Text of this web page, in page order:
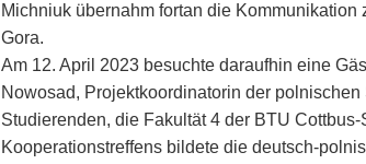
Michniuk übernahm fortan die
Gora.
Am 12. April 2023 besuchte daraufhin eine
Nowosad, Projektkoordinatorin der
Studierenden, die Fakultät 4 der BTU
Kooperationstreffens bildete die deutsch-